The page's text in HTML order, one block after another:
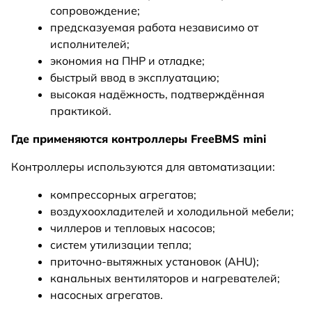
сопровождение;
предсказуемая работа независимо от
исполнителей;
экономия на ПНР и отладке;
быстрый ввод в эксплуатацию;
высокая надёжность, подтверждённая
практикой.
Где применяются контроллеры FreeBMS mini
Контроллеры используются для автоматизации:
компрессорных агрегатов;
воздухоохладителей и холодильной мебели;
чиллеров и тепловых насосов;
систем утилизации тепла;
приточно-вытяжных установок (AHU);
канальных вентиляторов и нагревателей;
насосных агрегатов.